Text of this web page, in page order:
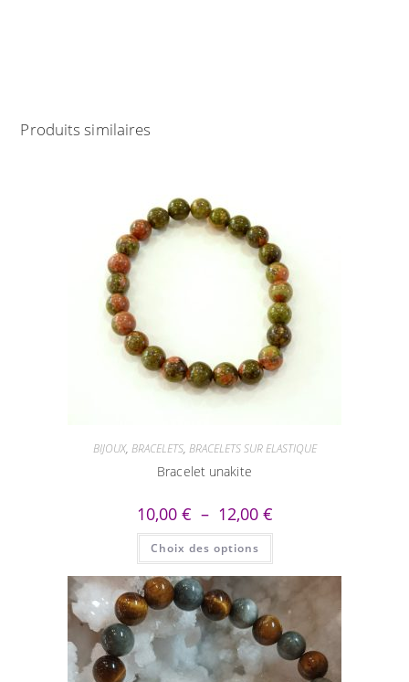
Produits similaires
BIJOUX, BRACELETS, BRACELETS SUR ELASTIQUE
Bracelet unakite
10,00 € – 12,00 €Plage
de
prix :
à
12,00 €
Choix des options
Ce
a
plusieurs
options
peuvent
être
choisies
sur